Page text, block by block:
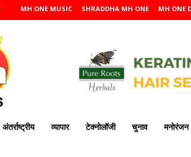
MH ONE MUSIC SHRADDHA MH ONE MH ONE
अंतर्राष्ट्रीय व्यापार टेक्नोलॉजी चुनाव मनोरंजन